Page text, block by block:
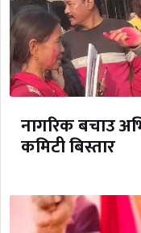
नागरिक बचाउ
कमिटी बिस्तार